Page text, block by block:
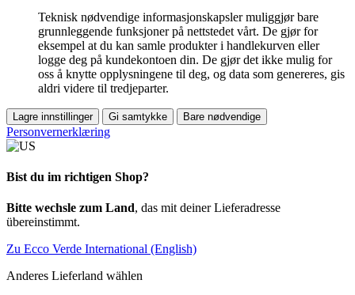
Teknisk nødvendige informasjonskapsler muliggjør bare
grunnleggende funksjoner på nettstedet vårt. De gjør for
eksempel at du kan samle produkter i handlekurven eller
logge deg på kundekontoen din. De gjør det ikke mulig for
oss å knytte opplysningene til deg, og data som genereres, gis
aldri videre til tredjeparter.
Lagre innstillinger Gi samtykke Bare nødvendige
Personvernerklæring
Bist du im richtigen Shop?
Bitte wechsle zum Land, das mit deiner Lieferadresse
übereinstimmt.
Zu Ecco Verde International (English)
Anderes Lieferland wählen